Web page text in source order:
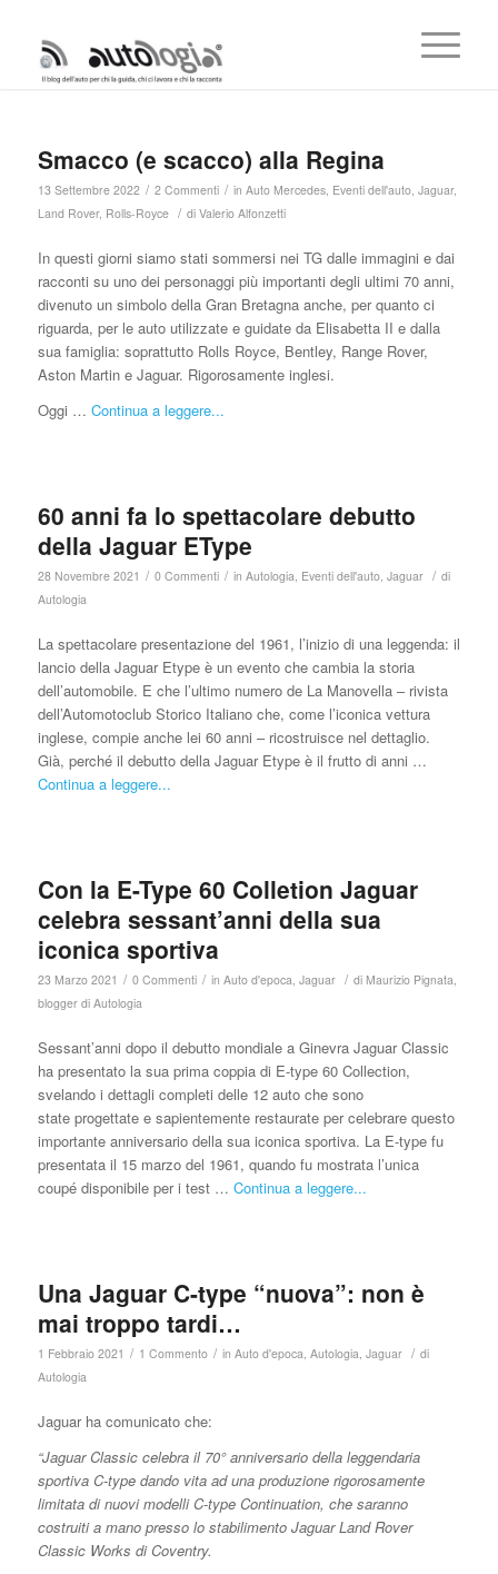
Smacco (e scacco) alla Regina
13 Settembre 2022 / 2 Commenti / in Auto Mercedes, Eventi dell'auto, Jaguar,
Land Rover, Rolls-Royce / di Valerio Alfonzetti
In questi giorni siamo stati sommersi nei TG dalle immagini e dai
racconti su uno dei personaggi più importanti degli ultimi 70 anni,
divenuto un simbolo della Gran Bretagna anche, per quanto ci
riguarda, per le auto utilizzate e guidate da Elisabetta II e dalla
sua famiglia: soprattutto Rolls Royce, Bentley, Range Rover,
Aston Martin e Jaguar. Rigorosamente inglesi.
Oggi … Continua a leggere...
60 anni fa lo spettacolare debutto
della Jaguar EType
28 Novembre 2021 / 0 Commenti / in Autologia, Eventi dell'auto, Jaguar / di
Autologia
La spettacolare presentazione del 1961, l’inizio di una leggenda: il
lancio della Jaguar Etype è un evento che cambia la storia
dell’automobile. E che l’ultimo numero de La Manovella – rivista
dell’Automotoclub Storico Italiano che, come l’iconica vettura
inglese, compie anche lei 60 anni – ricostruisce nel dettaglio.
Già, perché il debutto della Jaguar Etype è il frutto di anni …
Continua a leggere...
Con la E-Type 60 Colletion Jaguar
celebra sessant’anni della sua
iconica sportiva
23 Marzo 2021 / 0 Commenti / in Auto d'epoca, Jaguar / di Maurizio Pignata,
blogger di Autologia
Sessant’anni dopo il debutto mondiale a Ginevra Jaguar Classic
ha presentato la sua prima coppia di E-type 60 Collection,
svelando i dettagli completi delle 12 auto che sono
state progettate e sapientemente restaurate per celebrare questo
importante anniversario della sua iconica sportiva. La E-type fu
presentata il 15 marzo del 1961, quando fu mostrata l’unica
coupé disponibile per i test … Continua a leggere...
Una Jaguar C-type “nuova”: non è
mai troppo tardi…
1 Febbraio 2021 / 1 Commento / in Auto d'epoca, Autologia, Jaguar / di
Autologia
Jaguar ha comunicato che:
“Jaguar Classic celebra il 70° anniversario della leggendaria
sportiva C-type dando vita ad una produzione rigorosamente
limitata di nuovi modelli C-type Continuation, che saranno
costruiti a mano presso lo stabilimento Jaguar Land Rover
Classic Works di Coventry.